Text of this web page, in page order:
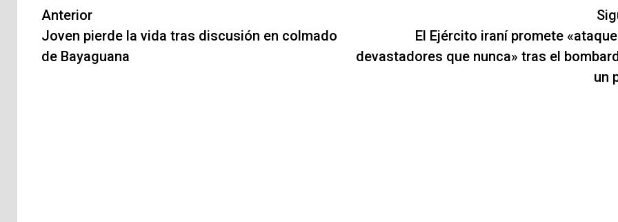
Navegación
de
entradas
Anterior
Joven pierde la vida tras discusión en colmado
de Bayaguana
El Ejército iraní promete
devastadores que nunca» tras el
un